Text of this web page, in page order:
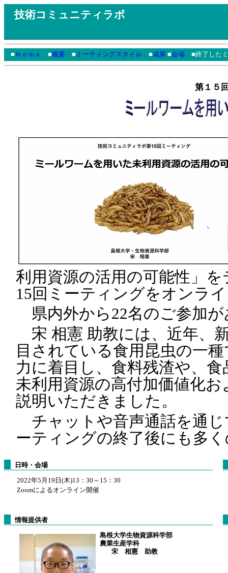
技術コミュニティラボ
■ Ｈｏｍｅ ■概要 ■ ミーティングスタイル ■成果 ■会場 ■終了した
第１５
利用資源の活用の可能性」
15回ミーティングをオンラ
県内外から22名のご参加
宋 相憲 助教には、近年、
目されている食用昆虫の一
力に着目し、食料残渣や、
未利用資源の高付加価値化
説明いただきました。
チャットや音声通話を通
ーティングの終了後にも多
日時・会場
2022年5月19日(木)13：30～15：30
Zoomによるオンライン開催
情報提供者
島根大学生物資源科学部
農業生産学科
宋 相憲 助教